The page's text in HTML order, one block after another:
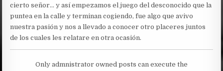
cierto señor… y así empezamos el juego del desconocido que la
puntea en la calle y terminan cogiendo, fue algo que avivo
nuestra pasión y nos a llevado a conocer otro placeres juntos
de los cuales les relatare en otra ocasión.
Only admnistrator owned posts can execute the